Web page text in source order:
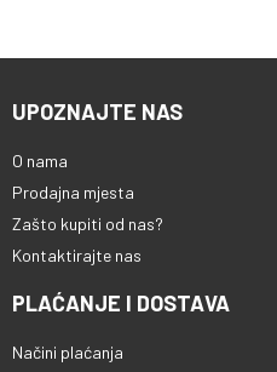
UPOZNAJTE NAS
O nama
Prodajna mjesta
Zašto kupiti od nas?
Kontaktirajte nas
PLAĆANJE I DOSTAVA
Načini plaćanja